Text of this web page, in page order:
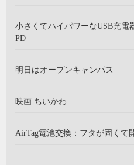
小さくてハイパワーなUSB充電
PD
明日はオープンキャンパス
映画 ちいかわ
AirTag電池交換：フタが固くて